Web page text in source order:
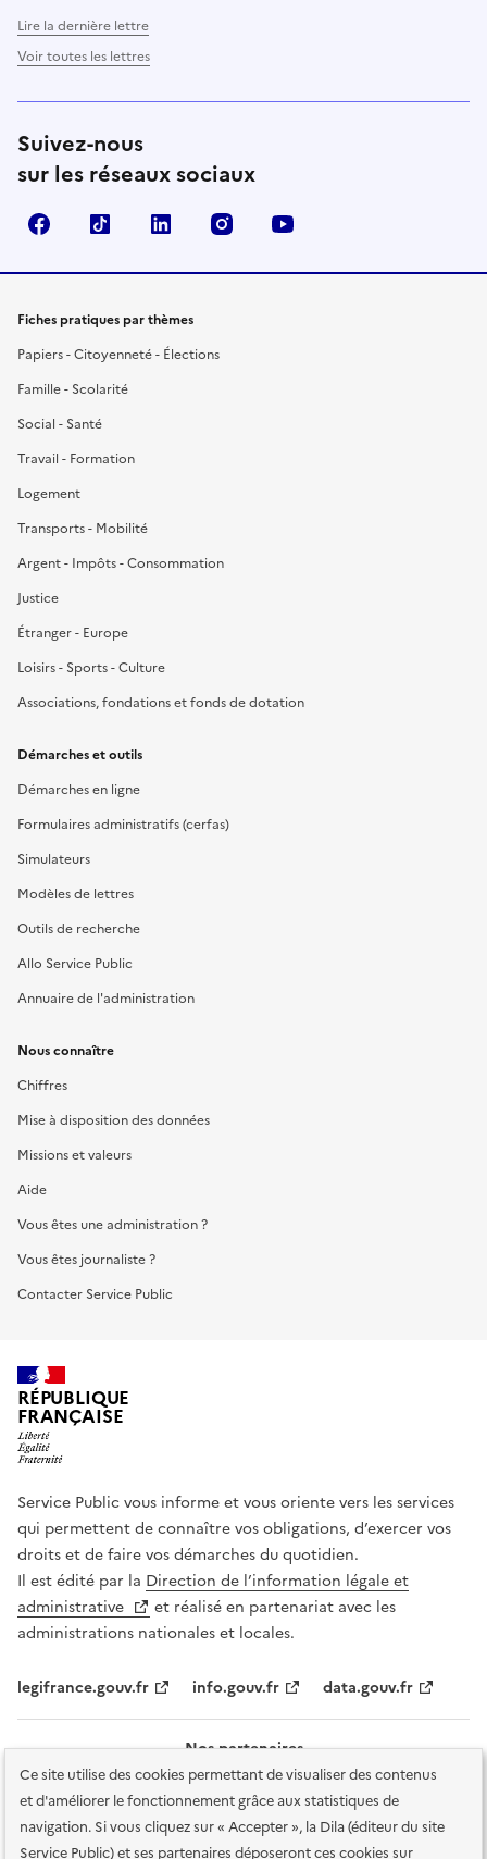
Ce site utilise des cookies permettant de visualiser des contenus
et d'améliorer le fonctionnement grâce aux statistiques de
navigation. Si vous cliquez sur « Accepter », la Dila (éditeur du site
Service Public) et ses partenaires déposeront ces cookies sur
Lire la dernière lettre
Voir toutes les lettres
Suivez-nous
sur les réseaux sociaux
FacebookTikTok LinkedIn Instagram
Fiches pratiques par thèmes
Papiers - Citoyenneté - Élections
Famille - Scolarité
Social - Santé
Travail - Formation
Logement
Transports - Mobilité
Argent - Impôts - Consommation
Justice
Étranger - Europe
Loisirs - Sports - Culture
Associations, fondations et fonds de dotation
Démarches et outils
Démarches en ligne
Formulaires administratifs (cerfas)
Simulateurs
Modèles de lettres
Outils de recherche
Allo Service Public
Annuaire de l'administration
Nous connaître
Chiffres
Mise à disposition des données
Missions et valeurs
Aide
Vous êtes une administration ?
Vous êtes journaliste ?
Contacter Service Public
RÉPUBLIQUE
FRANÇAISE
Service Public vous informe et vous oriente vers les services
qui permettent de connaître vos obligations, d’exercer vos
droits et de faire vos démarches du quotidien.
Il est édité par la Direction de l’information légale et
administrative
et réalisé en partenariat avec les
administrations nationales et locales.
legifrance.gouv.fr info.gouv.fr data.gouv.fr
Nos partenaires